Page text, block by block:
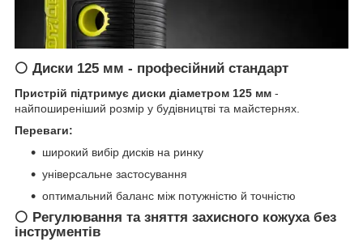
⚪ Диски 125 мм - професійний стандарт
Пристрій підтримує диски діаметром 125 мм -
найпоширеніший розмір у будівництві та майстернях.
Переваги:
широкий вибір дисків на ринку
універсальне застосування
оптимальний баланс між потужністю й точністю
⚪ Регулювання та зняття захисного кожуха без
інструментів